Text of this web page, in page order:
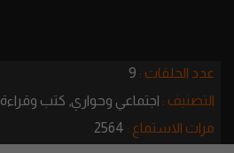
عدد الحلقات : 9
التصنيف : اجتماعي وحواري, كتب وقراءة,
مرات الاستماع : 2564